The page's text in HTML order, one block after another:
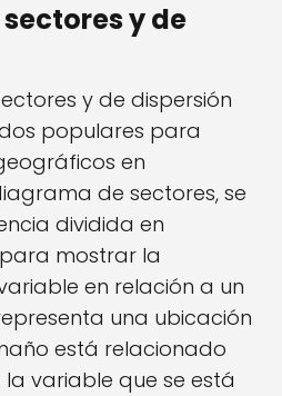
y de
y de dispersión
populares para
en
de sectores, se
dividida en
mostrar la
en relación a un
una ubicación
está relacionado
variable que se está